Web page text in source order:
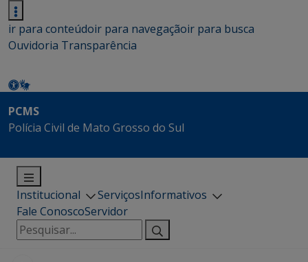
ir para conteúdoir para navegaçãoir para busca
Ouvidoria Transparência
PCMS
Polícia Civil de Mato Grosso do Sul
Institucional ServiçosInformativos
Fale ConoscoServidor
Pesquisar
por: